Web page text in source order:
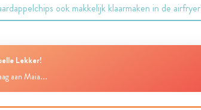
ook makkelijk klaarmaken in de
Lekker!
aan Maia...